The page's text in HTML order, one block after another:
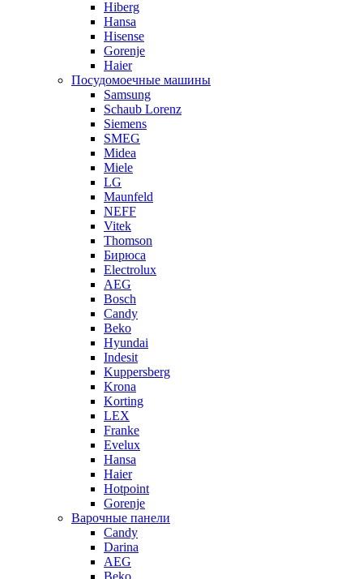
Hiberg
Hansa
Hisense
Gorenje
Haier
Посудомоечные машины
Samsung
Schaub Lorenz
Siemens
SMEG
Midea
Miele
LG
Maunfeld
NEFF
Vitek
Thomson
Бирюса
Electrolux
AEG
Bosch
Candy
Beko
Hyundai
Indesit
Kuppersberg
Krona
Korting
LEX
Franke
Evelux
Hansa
Haier
Hotpoint
Gorenje
Варочные панели
Candy
Darina
AEG